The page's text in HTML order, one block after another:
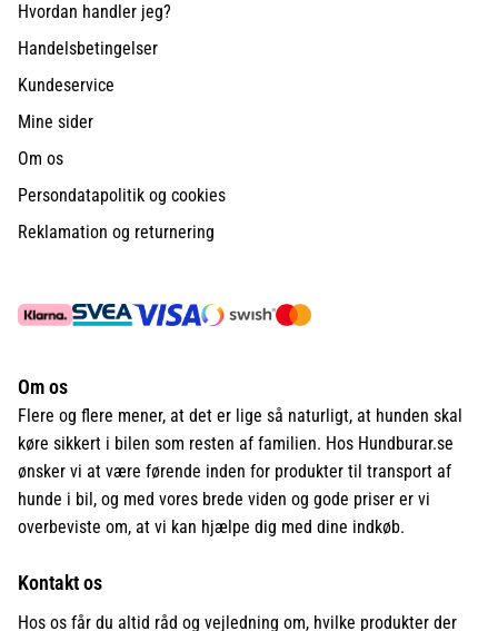
Hvordan handler jeg?
Handelsbetingelser
Kundeservice
Mine sider
Om os
Persondatapolitik og cookies
Reklamation og returnering
Om os
Flere og flere mener, at det er lige så naturligt, at hunden skal
køre sikkert i bilen som resten af familien. Hos Hundburar.se
ønsker vi at være førende inden for produkter til transport af
hunde i bil, og med vores brede viden og gode priser er vi
overbeviste om, at vi kan hjælpe dig med dine indkøb.
Kontakt os
Hos os får du altid råd og vejledning om, hvilke produkter der